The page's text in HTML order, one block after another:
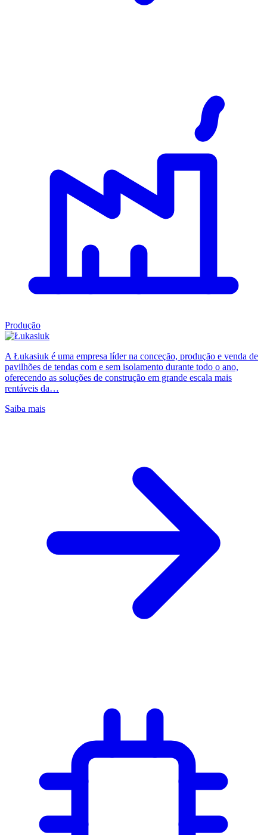
Produção
A Łukasiuk é uma empresa líder na conceção, produção e venda de
pavilhões de tendas com e sem isolamento durante todo o ano,
oferecendo as soluções de construção em grande escala mais
rentáveis da…
Saiba mais